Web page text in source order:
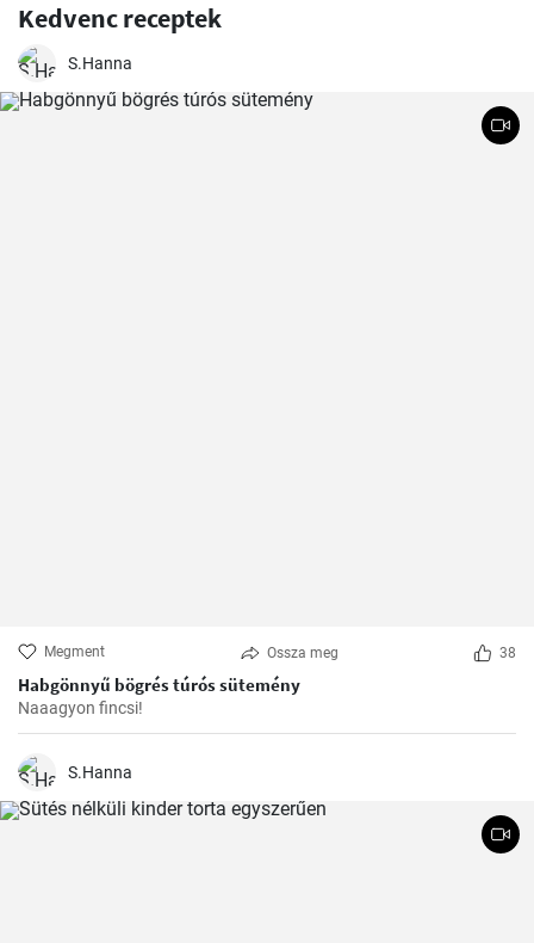
Kedvenc receptek
S.Hanna
Megment Ossza meg 38
Habgönnyű bögrés túrós sütemény
Naaagyon fincsi!
S.Hanna